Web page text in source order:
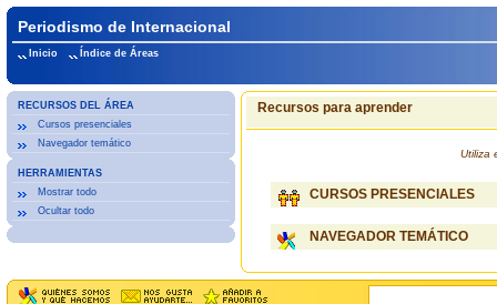
Periodismo de Internacional
Inicio Índice de Áreas
RECURSOS DEL ÁREA
Cursos presenciales
Navegador temático
HERRAMIENTAS
Mostrar todo
Ocultar todo
Recursos para aprender
Utiliza
CURSOS PRESENCIALES
NAVEGADOR TEMÁTICO